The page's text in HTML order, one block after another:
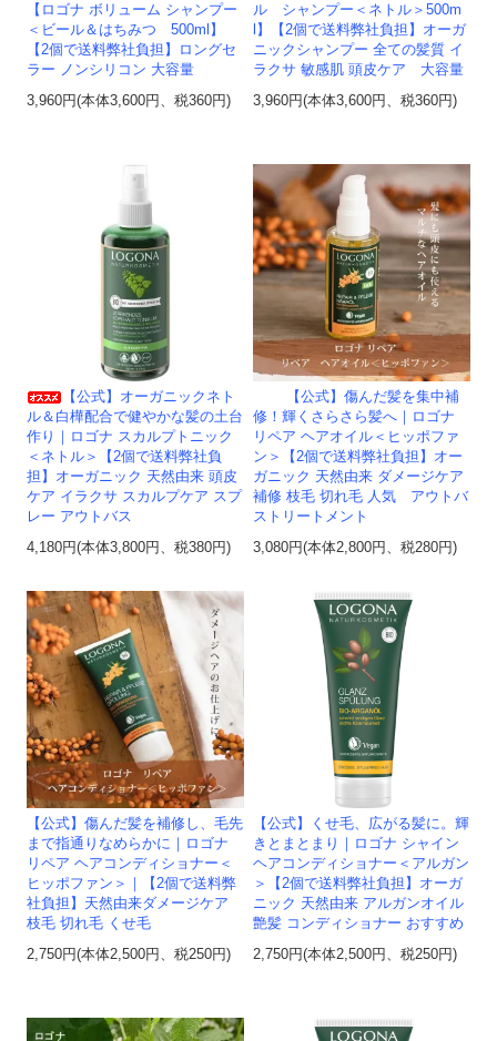
【ロゴナ ボリューム シャンプー
＜ビール＆はちみつ 500ml】
【2個で送料弊社負担】ロングセ
ラー ノンシリコン 大容量
3,960円(本体3,600円、税360円)
ル シャンプー＜ネトル＞500m
l】【2個で送料弊社負担】オーガ
ニックシャンプー 全ての髪質 イ
ラクサ 敏感肌 頭皮ケア 大容量
3,960円(本体3,600円、税360円)
【公式】オーガニックネト
ル＆白樺配合で健やかな髪の土台
作り｜ロゴナ スカルプトニック
＜ネトル＞【2個で送料弊社負
担】オーガニック 天然由来 頭皮
ケア イラクサ スカルプケア スプ
レー アウトバス
4,180円(本体3,800円、税380円)
【公式】傷んだ髪を集中補
修！輝くさらさら髪へ｜ロゴナ
リペア ヘアオイル＜ヒッポファ
ン＞【2個で送料弊社負担】オー
ガニック 天然由来 ダメージケア
補修 枝毛 切れ毛 人気 アウトバ
ストリートメント
3,080円(本体2,800円、税280円)
【公式】傷んだ髪を補修し、毛先
まで指通りなめらかに｜ロゴナ
リペア ヘアコンディショナー＜
ヒッポファン＞｜【2個で送料弊
社負担】天然由来ダメージケア
枝毛 切れ毛 くせ毛
2,750円(本体2,500円、税250円)
【公式】くせ毛、広がる髪に。輝
きとまとまり｜ロゴナ シャイン
ヘアコンディショナー＜アルガン
＞【2個で送料弊社負担】オーガ
ニック 天然由来 アルガンオイル
艶髪 コンディショナー おすすめ
2,750円(本体2,500円、税250円)